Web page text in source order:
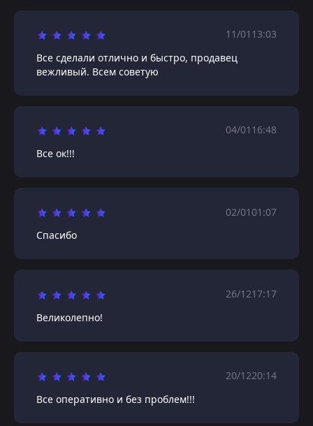
11/01 13:03
Все сделали отлично и быстро, продавец
вежливый. Всем советую
04/01 16:48
Все ок!!!
02/0101:07
Спасибо
26/1217:17
Великолепно!
20/1220:14
Все оперативно и без проблем!!!